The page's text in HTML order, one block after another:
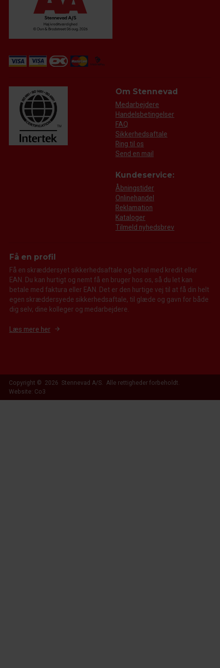
Om Stennevad
Medarbejdere
Handelsbetingelser
FAQ
Sikkerhedsaftale
Ring til os
Send en mail
Kundeservice:
Åbningstider
Onlinehandel
Reklamation
Kataloger
Tilmeld nyhedsbrev
Få en profil
Få en skræddersyet sikkerhedsaftale og betal med kredit eller
EAN. Du kan hurtigt og nemt få en bruger hos os, så du let kan
betale med faktura eller EAN. Det er den hurtige vej til at få din helt
egen skræddersyede sikkerhedsaftale, til glæde og gavn for både
dig selv, dine kolleger og medarbejdere.
Læs mere her
Copyright © 2026 Stennevad A/S. Alle rettigheder forbeholdt.
Website: Co3